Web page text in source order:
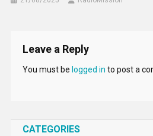
Leave a Reply
You must be logged in to post a
CATEGORIES